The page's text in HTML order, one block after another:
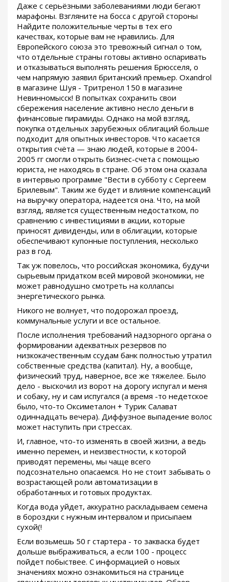
Даже с серьёзными заболеваниями люди бегают
марафоны. Взгляните на босса с другой стороны
Найдите положительные черты в тех его
качествах, которые вам не нравились. Для
Европейского союза это тревожный сигнал о том,
что отдельные страны готовы активно оспаривать
и отказываться выполнять решения Брюсселя, о
чем напрямую заявил британский премьер. Oxandrol
в магазине Шуя - Тритренол 150 в магазине
Невинномысск! В попытках сохранить свои
сбережения население активно несло деньги в
финансовые пирамиды. Однако на мой взгляд,
покупка отдельных зарубежных облигаций больше
подходит для опытных инвесторов. Что касается
открытия счёта — знаю людей, которые в 2004-
2005 гг смогли открыть бизнес-счета с помощью
юриста, не находясь в стране. Об этом она сказала
в интервью программе "Вести в субботу с Сергеем
Брилевым". Таким же будет и влияние компенсаций
на выручку оператора, надеется она. Что, на мой
взгляд, является существенным недостатком, по
сравнению с инвестициями в акции, которые
приносят дивиденды, или в облигации, которые
обеспечивают купонные поступления, несколько
раз в год.
Так уж повелось, что российская экономика, будучи
сырьевым придатком всей мировой экономики, не
может равнодушно смотреть на коллапсы
энергетического рынка.
Никого не волнует, что подорожал проезд,
коммунальные услуги и все остальное.
После исполнения требований надзорного органа о
формировании адекватных резервов по
низкокачественным ссудам банк полностью утратил
собственные средства (капитал). Ну, а вообще,
физический труд, наверное, все же тяжелее. Было
дело - выскочил из ворот на дорогу испугал и меня
и собаку, ну и сам испугался (а время -то недетское
было, что-то Оксиметалон + Турик Салават
одиннадцать вечера). Диффузное выпадение волос
может наступить при стрессах.
И, главное, что-то изменять в своей жизни, а ведь
именно перемен, и неизвестности, к которой
приводят перемены, мы чаще всего
подсознательно опасаемся. Но не стоит забывать о
возрастающей роли автоматизации в
обработанных и готовых продуктах.
Когда вода уйдет, аккуратно раскладываем семена
в бороздки с нужным интервалом и присыпаем
сухой(!
Если возьмешь 50 г стартера - то закваска будет
дольше выбраживаться, а если 100 - процесс
пойдет побыствее. С информацией о новых
значениях можно ознакомиться на странице